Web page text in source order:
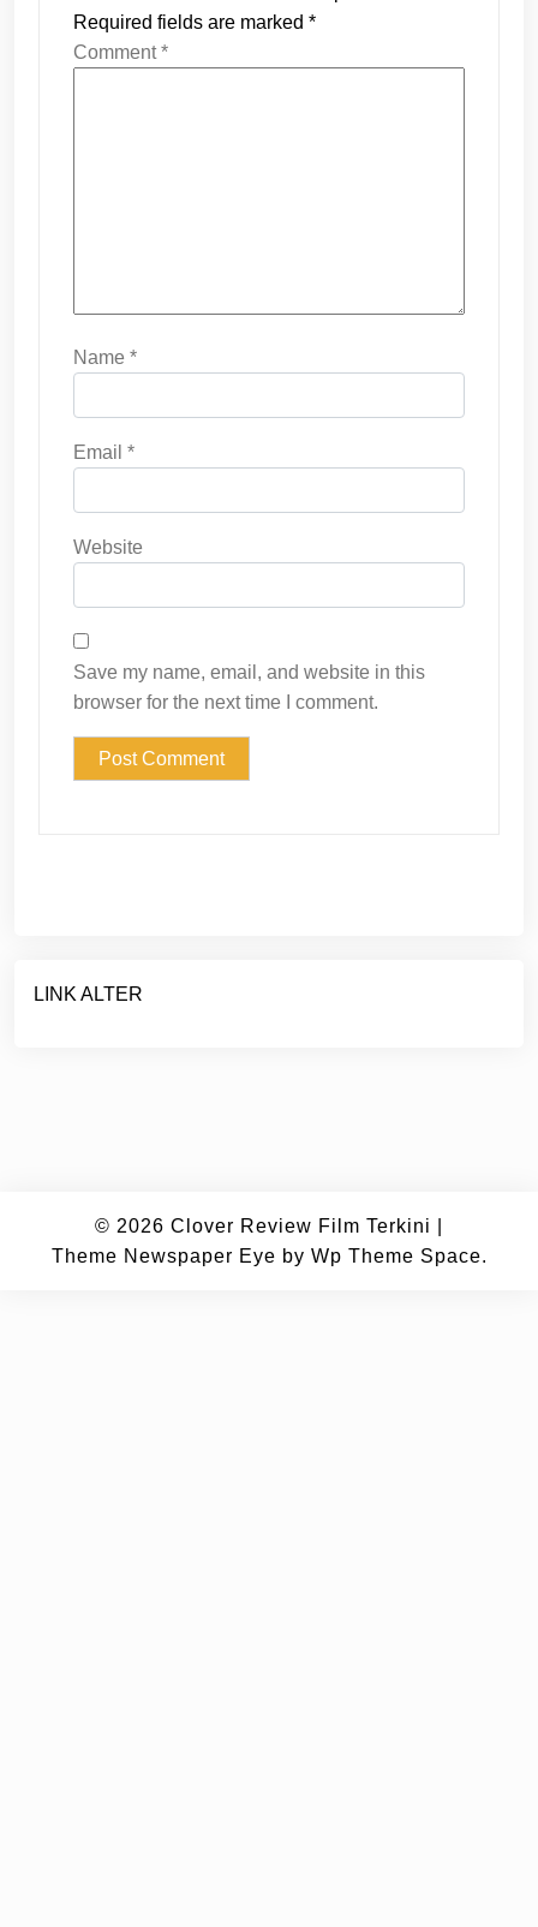
Required fields are marked *
Comment*
Name *
Email *
Website
Save my name, email, and website in this
browser for the next time I comment.
LINK ALTER
© 2026 Clover Review Film Terkini
Theme Newspaper Eye by Wp Theme Space.